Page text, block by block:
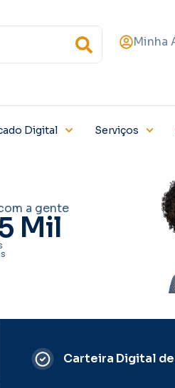
Minha
Digital Serviços
a gente
Mil
Carteira Digital